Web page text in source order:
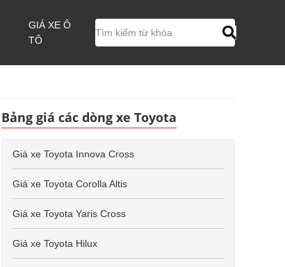
GIÁ XE Ô
TÔ
Bảng giá các dòng xe Toyota
Giá xe Toyota Innova Cross
Giá xe Toyota Corolla Altis
Giá xe Toyota Yaris Cross
Giá xe Toyota Hilux